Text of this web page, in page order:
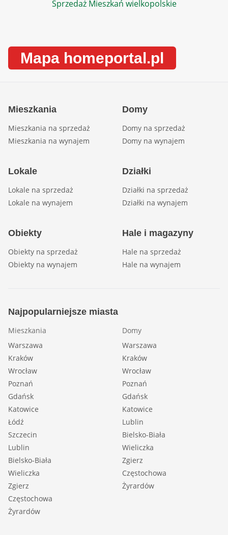
Sprzedaż Mieszkań wielkopolskie
Mapa homeportal.pl
Mieszkania
Mieszkania na sprzedaż
Mieszkania na wynajem
Domy
Domy na sprzedaż
Domy na wynajem
Lokale
Lokale na sprzedaż
Lokale na wynajem
Działki
Działki na sprzedaż
Działki na wynajem
Obiekty
Obiekty na sprzedaż
Obiekty na wynajem
Hale i magazyny
Hale na sprzedaż
Hale na wynajem
Najpopularniejsze miasta
Mieszkania
Warszawa
Kraków
Wrocław
Poznań
Gdańsk
Katowice
Łódź
Szczecin
Lublin
Bielsko-Biała
Wieliczka
Zgierz
Częstochowa
Żyrardów
Domy
Warszawa
Kraków
Wrocław
Poznań
Gdańsk
Katowice
Lublin
Bielsko-Biała
Wieliczka
Zgierz
Częstochowa
Żyrardów